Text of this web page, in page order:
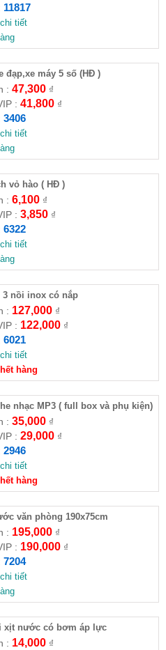
11817
tiết
đạp,xe máy 5 số (HĐ )
: 47,300₫
: 41,800₫
3406
tiết
vỏ hào ( HĐ )
: 6,100₫
: 3,850₫
6322
tiết
3 nồi inox có nắp
: 127,000₫
: 122,000₫
6021
tiết
hàng
nhạc MP3 ( full box và phụ kiện)
: 35,000₫
: 29,000₫
2946
tiết
hàng
văn phòng 190x75cm
: 195,000₫
: 190,000₫
7204
tiết
xịt nước có bơm áp lực
: 14,000₫